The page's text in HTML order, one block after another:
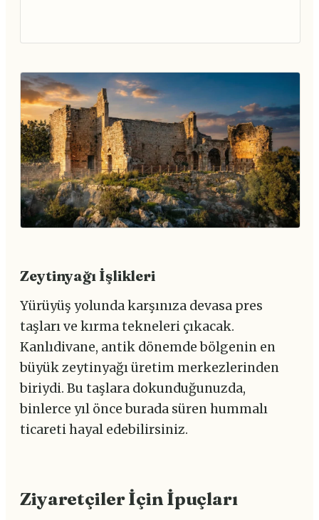
Zeytinyağı İşlikleri
Yürüyüş yolunda karşınıza devasa pres
taşları ve kırma tekneleri çıkacak.
Kanlıdivane, antik dönemde bölgenin en
büyük zeytinyağı üretim merkezlerinden
biriydi. Bu taşlara dokunduğunuzda,
binlerce yıl önce burada süren hummalı
ticareti hayal edebilirsiniz.
Ziyaretçiler İçin İpuçları